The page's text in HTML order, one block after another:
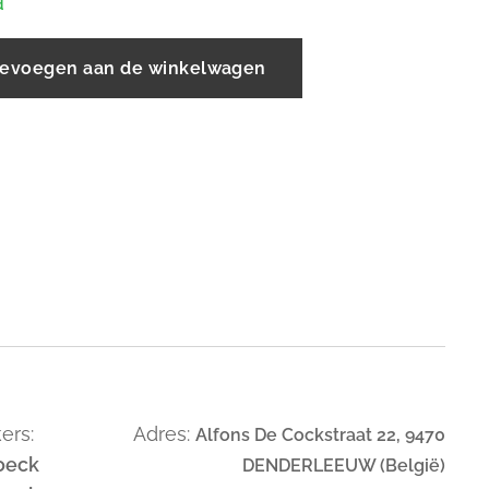
aan de winkelwagen
Adres: Alfons De Cockstraat 22, 9470
DENDERLEEUW (België)